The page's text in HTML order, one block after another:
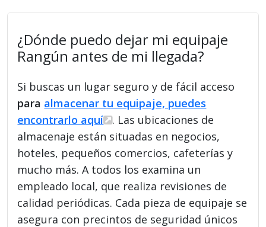
¿Dónde puedo dejar mi equipaje
Rangún antes de mi llegada?
Si buscas un lugar seguro y de fácil acceso
para almacenar tu equipaje, puedes
encontrarlo aquí
. Las ubicaciones de
almacenaje están situadas en negocios,
hoteles, pequeños comercios, cafeterías y
mucho más. A todos los examina un
empleado local, que realiza revisiones de
calidad periódicas. Cada pieza de equipaje se
asegura con precintos de seguridad únicos